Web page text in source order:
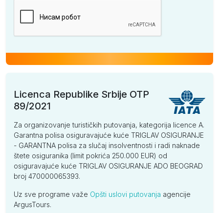
Licenca Republike Srbije OTP
89/2021
Za organizovanje turističkih putovanja, kategorija licence A.
Garantna polisa osiguravajuće kuće TRIGLAV OSIGURANJE
- GARANTNA polisa za slučaj insolventnosti i radi naknade
štete osiguranika (limit pokrića 250.000 EUR) od
osiguravajuće kuće TRIGLAV OSIGURANJE ADO BEOGRAD
broj 470000065393.
Uz sve programe važe Opšti uslovi putovanja agencije
ArgusTours.